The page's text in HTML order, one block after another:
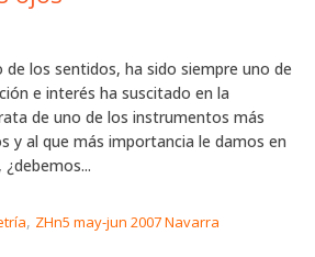
los sentidos, ha sido siempre uno de
e interés ha suscitado en la
de uno de los instrumentos más
y al que más importancia le damos en
, ZHn5 may-jun 2007 Navarra